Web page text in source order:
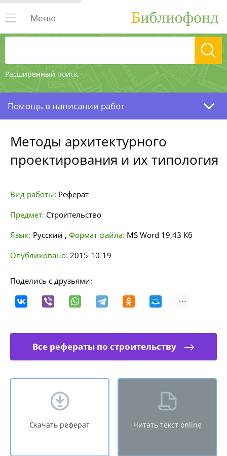
Расширенный поиск
Меню
Помощь в написании работ
Методы архитектурного
проектирования и их типология
Вид работы: Реферат
Предмет: Строительство
Язык: Русский , Формат файла: MS Word 19,43 Кб
Опубликовано: 2015-10-19
Поделись с друзьями:
Все рефераты по строительству
Скачать реферат Читать текст online